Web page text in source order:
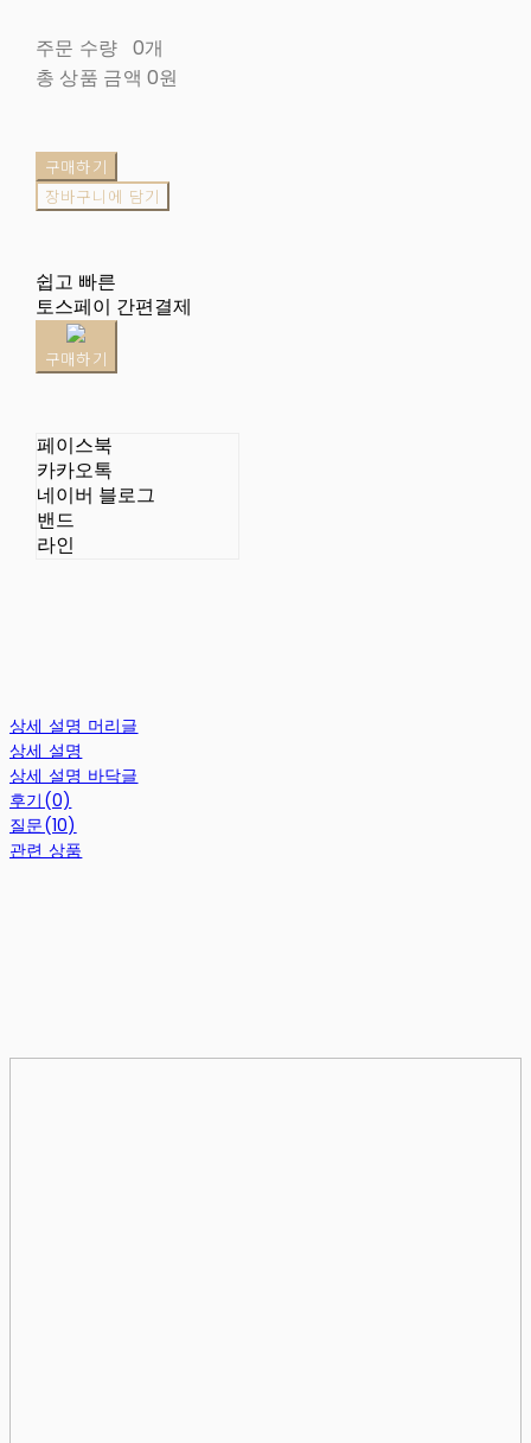
주문 수량 0개
총 상품 금액 0원
구매하기
장바구니에 담기
쉽고 빠른
토스페이 간편결제
구매하기
페이스북
카카오톡
네이버 블로그
밴드
라인
상세 설명 머리글
상세 설명
상세 설명 바닥글
후기(0)
질문(10)
관련 상품